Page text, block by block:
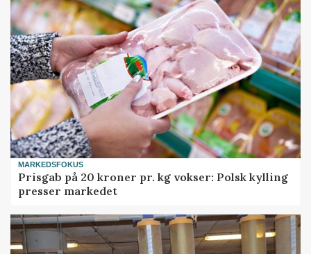
MARKEDSFOKUS
Prisgab på 20 kroner pr. kg vokser: Polsk kylling
presser markedet